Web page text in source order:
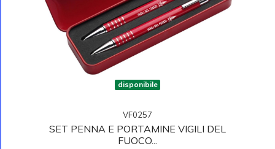
disponibile
VF0257
SET PENNA E PORTAMINE VIGILI DEL
FUOCO...